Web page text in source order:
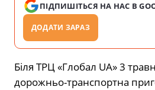
ПІДПИШІТЬСЯ НА НАС В
ДОДАТИ ЗАРАЗ
Біля ТРЦ «Глобал UA» 3
дорожньо-транспортна